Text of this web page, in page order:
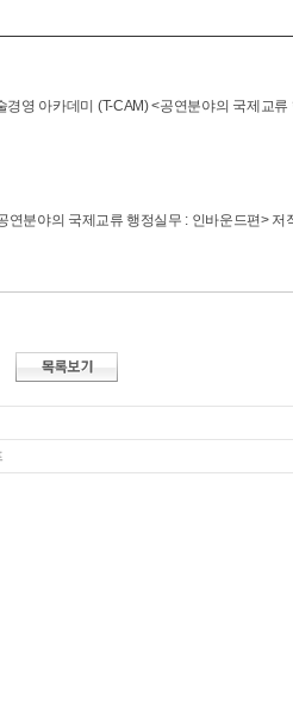
영 아카데미 (T-CAM) <공연분야의 국제교
연분야의 국제교류 행정실무 : 인바운드편>저